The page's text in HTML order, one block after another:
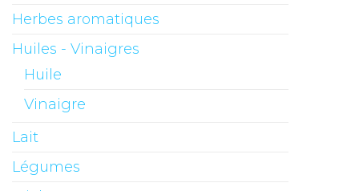
Herbes aromatiques
Huiles - Vinaigres
Huile
Vinaigre
Lait
Légumes